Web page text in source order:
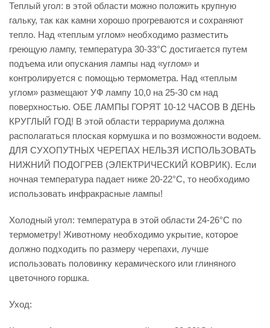
Теплый угол: в этой области можно положить крупную
гальку, так как камни хорошо прогреваются и сохраняют
тепло. Над «теплым углом» необходимо разместить
греющую лампу, температура 30-33°C достигается путем
подъема или опускания лампы над «углом» и
контролируется с помощью термометра. Над «теплым
углом» размещают УФ лампу 10,0 на 25-30 см над
поверхностью. ОБЕ ЛАМПЫ ГОРЯТ 10-12 ЧАСОВ В ДЕНЬ
КРУГЛЫЙ ГОД! В этой области террариума должна
располагаться плоская кормушка и по возможности водоем.
ДЛЯ СУХОПУТНЫХ ЧЕРЕПАХ НЕЛЬЗЯ ИСПОЛЬЗОВАТЬ
НИЖНИЙ ПОДОГРЕВ (ЭЛЕКТРИЧЕСКИЙ КОВРИК). Если
ночная температура падает ниже 20-22°C, то необходимо
использовать инфракрасные лампы!
Холодный угол: температура в этой области 24-26°C по
термометру! Животному необходимо укрытие, которое
должно подходить по размеру черепахи, лучше
использовать половинку керамического или глиняного
цветочного горшка.
Уход: